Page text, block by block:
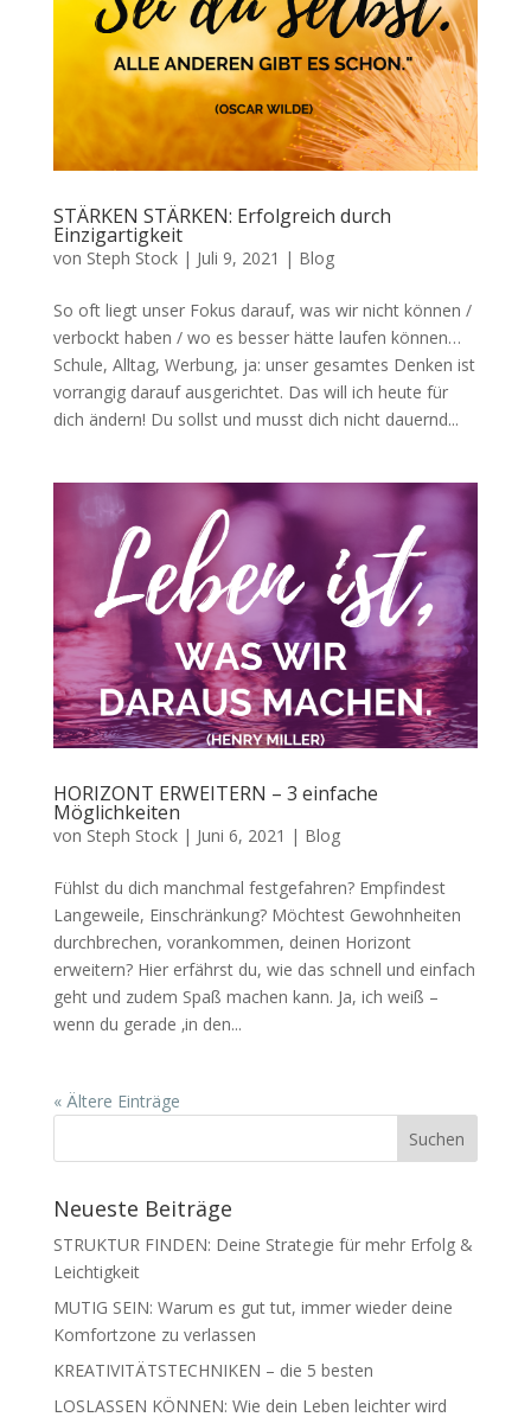
STÄRKEN STÄRKEN: Erfolgreich durch
Einzigartigkeit
von Steph Stock| Juli 9, 2021 | Blog
So oft liegt unser Fokus darauf, was wir nicht können /
verbockt haben / wo es besser hätte laufen können…
Schule, Alltag, Werbung, ja: unser gesamtes Denken ist
vorrangig darauf ausgerichtet. Das will ich heute für
dich ändern! Du sollst und musst dich nicht dauernd...
HORIZONT ERWEITERN – 3 einfache
Möglichkeiten
von Steph Stock| Juni 6, 2021 | Blog
Fühlst du dich manchmal festgefahren? Empfindest
Langeweile, Einschränkung? Möchtest Gewohnheiten
durchbrechen, vorankommen, deinen Horizont
erweitern? Hier erfährst du, wie das schnell und einfach
geht und zudem Spaß machen kann. Ja, ich weiß –
wenn du gerade ‚in den...
« Ältere Einträge
Neueste Beiträge
STRUKTUR FINDEN: Deine Strategie für mehr Erfolg &
Leichtigkeit
MUTIG SEIN: Warum es gut tut, immer wieder deine
Komfortzone zu verlassen
KREATIVITÄTSTECHNIKEN – die 5 besten
LOSLASSEN KÖNNEN: Wie dein Leben leichter wird